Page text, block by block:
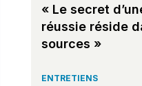
« Le secret
réussie réside
sources »
ENTRETIENS